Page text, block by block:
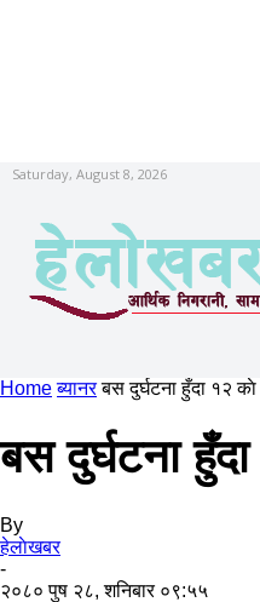
Saturday, August 8, 2026
Home ब्यानर बस दुर्घटना हुँदा १२
बस दुर्घटना
By
हेलाेखबर
-
२०८० पुष २८, शनिबार ०९:५५